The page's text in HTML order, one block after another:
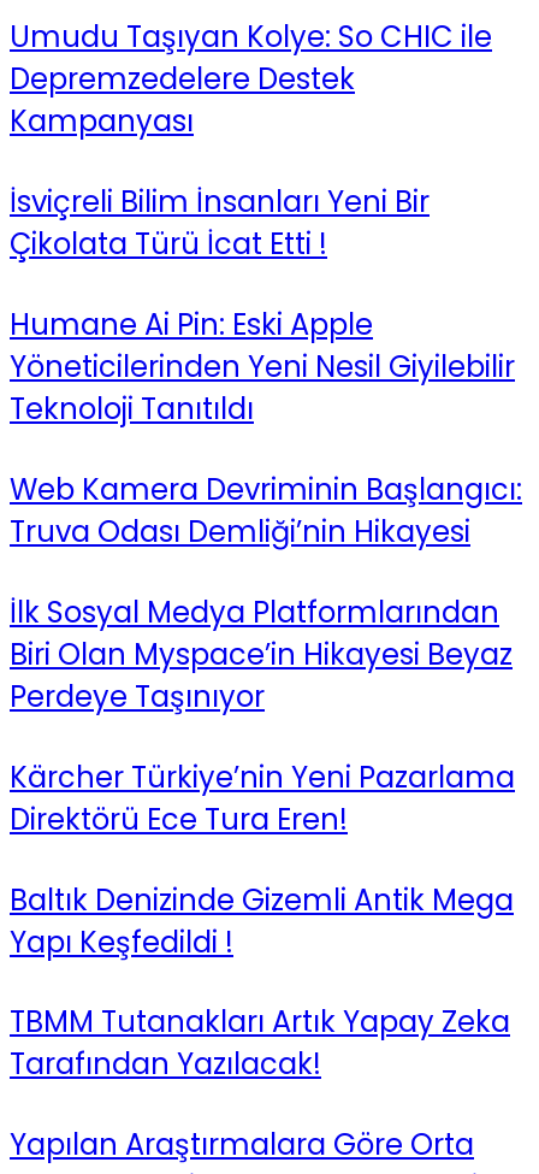
Umudu Taşıyan Kolye: So CHIC ile
Depremzedelere Destek
Kampanyası
İsviçreli Bilim İnsanları Yeni Bir
Çikolata Türü İcat Etti !
Humane Ai Pin: Eski Apple
Yöneticilerinden Yeni Nesil Giyilebilir
Teknoloji Tanıtıldı
Web Kamera Devriminin Başlangıcı:
Truva Odası Demliği’nin Hikayesi
İlk Sosyal Medya Platformlarından
Biri Olan Myspace’in Hikayesi Beyaz
Perdeye Taşınıyor
Kärcher Türkiye’nin Yeni Pazarlama
Direktörü Ece Tura Eren!
Baltık Denizinde Gizemli Antik Mega
Yapı Keşfedildi !
TBMM Tutanakları Artık Yapay Zeka
Tarafından Yazılacak!
Yapılan Araştırmalara Göre Orta